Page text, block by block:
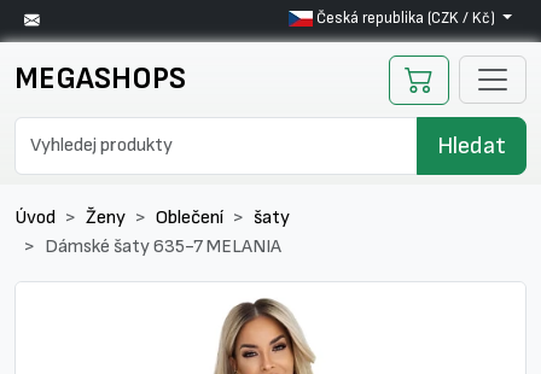
Česká republika (CZK / Kč)
MEGASHOPS
Hledat
Úvod Ženy Oblečení
šaty
Dámské šaty 635-7 MELANIA